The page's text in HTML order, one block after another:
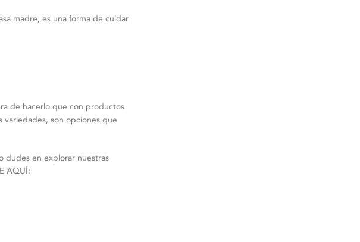
madre, es una forma de cuidar
de hacerlo que con productos
variedades, son opciones que
dudes en explorar nuestras
AQUÍ: